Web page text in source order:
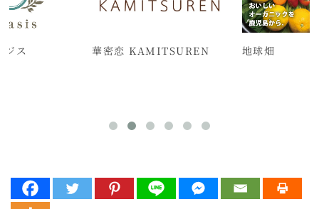
ス 華密恋 KAMITSUREN 地球畑